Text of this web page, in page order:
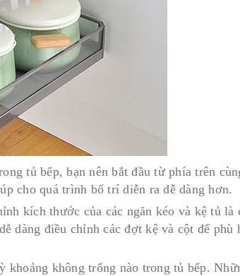
tủ bếp, bạn nên bắt đầu từ phía trên
cho quá trình bố trí diễn ra dễ dàng hơn.
kích thước của các ngăn kéo và kệ tủ là
dàng điều chỉnh các đợt kệ và cột để
không trống nào trong tủ bếp.